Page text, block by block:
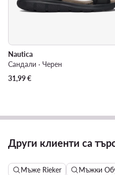
Nautica
Сандали · Черен
31,99€
Други клиенти са
Мъже Rieker Мъжки